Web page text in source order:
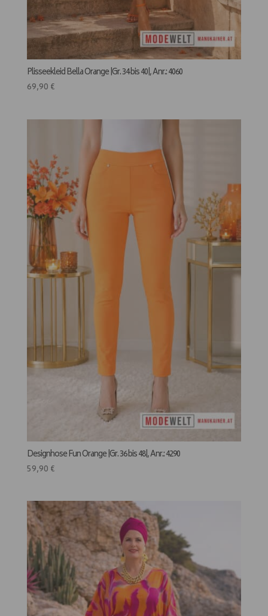
Plisseekleid Bella Orange |Gr. 34 bis 40|, Anr.: 4060
69,90 €
Designhose Fun Orange |Gr. 36 bis 48|, Anr.: 4290
59,90 €